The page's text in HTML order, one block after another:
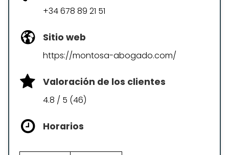
+34 678 89 21 51
Sitio web
https://montosa-abogado.com/
Valoración de los clientes
4.8 / 5 (46)
Horarios